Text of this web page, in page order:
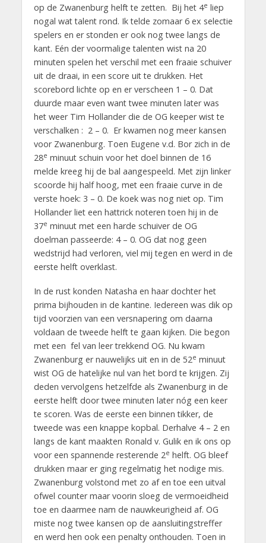
op de Zwanenburg helft te zetten. Bij het 4e liep
nogal wat talent rond. Ik telde zomaar 6 ex selectie
spelers en er stonden er ook nog twee langs de
kant. Eén der voormalige talenten wist na 20
minuten spelen het verschil met een fraaie schuiver
uit de draai, in een score uit te drukken. Het
scorebord lichte op en er verscheen 1 – 0. Dat
duurde maar even want twee minuten later was
het weer Tim Hollander die de OG keeper wist te
verschalken : 2 – 0. Er kwamen nog meer kansen
voor Zwanenburg. Toen Eugene v.d. Bor zich in de
28e minuut schuin voor het doel binnen de 16
melde kreeg hij de bal aangespeeld. Met zijn linker
scoorde hij half hoog, met een fraaie curve in de
verste hoek: 3 – 0. De koek was nog niet op. Tim
Hollander liet een hattrick noteren toen hij in de
37e minuut met een harde schuiver de OG
doelman passeerde: 4 – 0. OG dat nog geen
wedstrijd had verloren, viel mij tegen en werd in de
eerste helft overklast.
In de rust konden Natasha en haar dochter het
prima bijhouden in de kantine. Iedereen was dik op
tijd voorzien van een versnapering om daarna
voldaan de tweede helft te gaan kijken. Die begon
met een fel van leer trekkend OG. Nu kwam
Zwanenburg er nauwelijks uit en in de 52e minuut
wist OG de hatelijke nul van het bord te krijgen. Zij
deden vervolgens hetzelfde als Zwanenburg in de
eerste helft door twee minuten later nóg een keer
te scoren. Was de eerste een binnen tikker, de
tweede was een knappe kopbal. Derhalve 4 – 2 en
langs de kant maakten Ronald v. Gulik en ik ons op
voor een spannende resterende 2e helft. OG bleef
drukken maar er ging regelmatig het nodige mis.
Zwanenburg volstond met zo af en toe een uitval
ofwel counter maar voorin sloeg de vermoeidheid
toe en daarmee nam de nauwkeurigheid af. OG
miste nog twee kansen op de aansluitingstreffer
en werd hen ook een penalty onthouden. Toen in